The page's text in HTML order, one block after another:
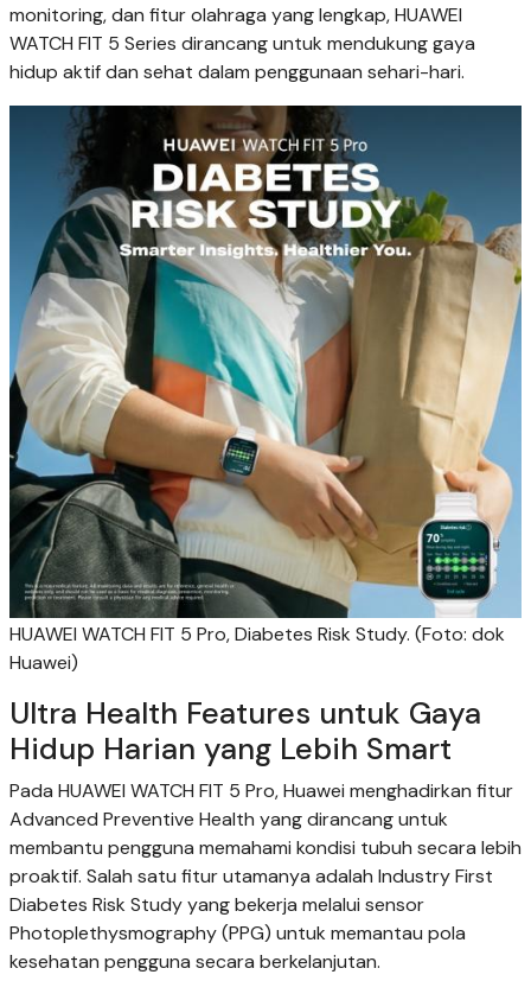
monitoring, dan fitur olahraga yang lengkap, HUAWEI
WATCH FIT 5 Series dirancang untuk mendukung gaya
hidup aktif dan sehat dalam penggunaan sehari-hari.
HUAWEI WATCH FIT 5 Pro, Diabetes Risk Study. (Foto: dok
Huawei)
Ultra Health Features untuk Gaya
Hidup Harian yang Lebih Smart
Pada HUAWEI WATCH FIT 5 Pro, Huawei menghadirkan fitur
Advanced Preventive Health yang dirancang untuk
membantu pengguna memahami kondisi tubuh secara lebih
proaktif. Salah satu fitur utamanya adalah Industry First
Diabetes Risk Study yang bekerja melalui sensor
Photoplethysmography (PPG) untuk memantau pola
kesehatan pengguna secara berkelanjutan.